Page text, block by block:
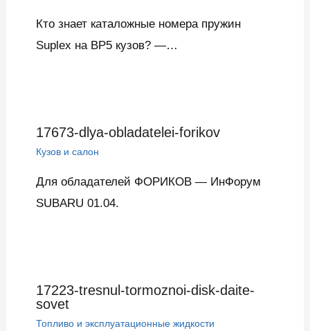
Кто знает каталожные номера пружин
Suplex на BP5 кузов? —…
17673-dlya-obladatelei-forikov
Кузов и салон
Для обладателей ФОРИКОВ — ИнФорум
SUBARU 01.04.
17223-tresnul-tormoznoi-disk-daite-
sovet
Топливо и эксплуатационные жидкости